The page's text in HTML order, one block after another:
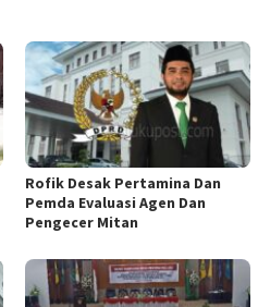
Rofik Desak Pertamina Dan
Pemda Evaluasi Agen Dan
Pengecer Mitan